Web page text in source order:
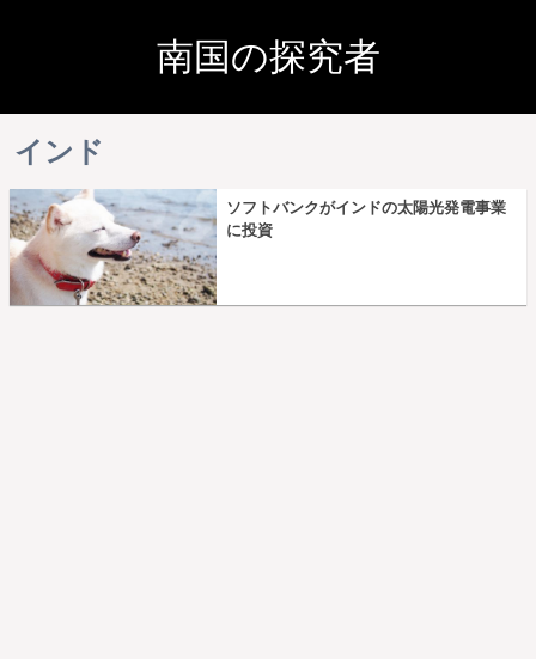
南国の探究者
インド
ソフトバンクがインドの太陽光発電事業
に投資